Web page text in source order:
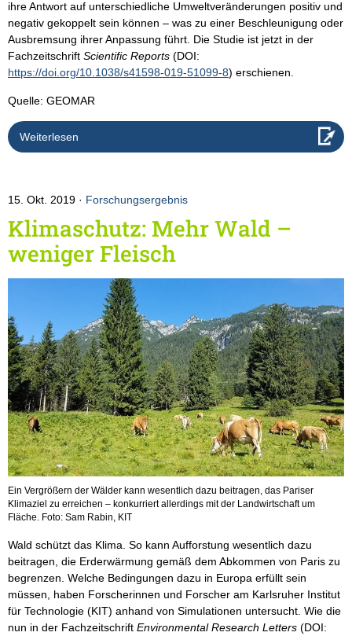
ihre Antwort auf unterschiedliche Umweltveränderungen positiv und
negativ gekoppelt sein können – was zu einer Beschleunigung oder
Ausbremsung ihrer Anpassung führt. Die Studie ist jetzt in der
Fachzeitschrift Scientific Reports (DOI:
https://doi.org/10.1038/s41598-019-51099-8) erschienen.
Quelle: GEOMAR
Weiterlesen
15. Okt. 2019 Forschungsergebnis
Klimaschutz: Mehr Wald –
weniger Fleisch
Ein Vergrößern der Wälder kann wesentlich dazu beitragen, das Pariser
Klimaziel zu erreichen – konkurriert allerdings mit der Landwirtschaft um
Fläche. Foto: Sam Rabin, KIT
Wald schützt das Klima. So kann Aufforstung wesentlich dazu
beitragen, die Erderwärmung gemäß dem Abkommen von Paris zu
begrenzen. Welche Bedingungen dazu in Europa erfüllt sein
müssen, haben Forscherinnen und Forscher am Karlsruher Institut
für Technologie (KIT) anhand von Simulationen untersucht. Wie die
nun in der Fachzeitschrift Environmental Research Letters (DOI: